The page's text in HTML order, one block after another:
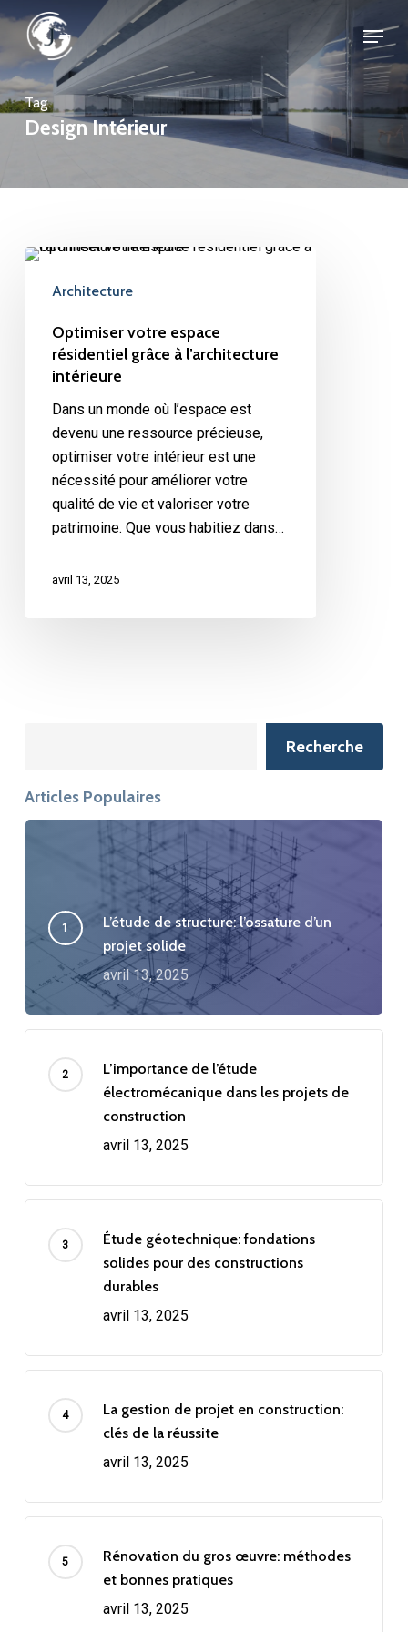
Skip
main
content
Menu
Tag
Design Intérieur
Optimiser
résidentiel
grâce
l’architecture
intérieure
Architecture
Optimiser votre espace
résidentiel grâce à l’architecture
intérieure
Dans un monde où l’espace est
devenu une ressource précieuse,
optimiser votre intérieur est une
nécessité pour améliorer votre
qualité de vie et valoriser votre
patrimoine. Que vous habitiez dans…
avril 13, 2025
Recherche
Articles Populaires
L’étude de structure: l’ossature d’un
projet solide
avril 13, 2025
L’importance de l’étude
électromécanique dans les projets de
construction
avril 13, 2025
Étude géotechnique: fondations
solides pour des constructions
durables
avril 13, 2025
La gestion de projet en construction:
clés de la réussite
avril 13, 2025
Rénovation du gros œuvre: méthodes
et bonnes pratiques
avril 13, 2025
Close
Menu